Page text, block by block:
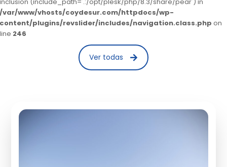
/var/www/vhosts/coydesur.com/httpdocs/wp-
content/plugins/revslider/includes/navigation.class.php on
line 246
Ver todas